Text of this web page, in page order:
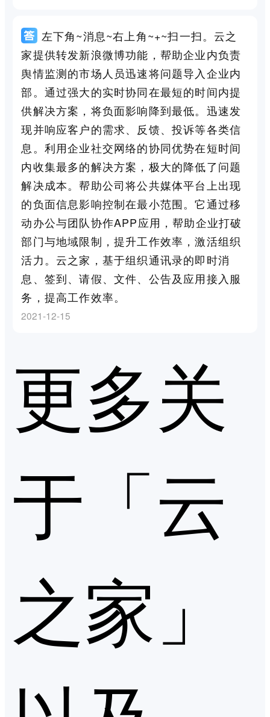
左下角~消息~右上角~+~扫一扫。云之
家提供转发新浪微博功能，帮助企业内负责
舆情监测的市场人员迅速将问题导入企业内
部。通过强大的实时协同在最短的时间内提
供解决方案，将负面影响降到最低。迅速发
现并响应客户的需求、反馈、投诉等各类信
息。利用企业社交网络的协同优势在短时间
内收集最多的解决方案，极大的降低了问题
解决成本。帮助公司将公共媒体平台上出现
的负面信息影响控制在最小范围。它通过移
动办公与团队协作APP应用，帮助企业打破
部门与地域限制，提升工作效率，激活组织
活力。云之家，基于组织通讯录的即时消
息、签到、请假、文件、公告及应用接入服
务，提高工作效率。
2021-12-15
更多关
于「云
之家」